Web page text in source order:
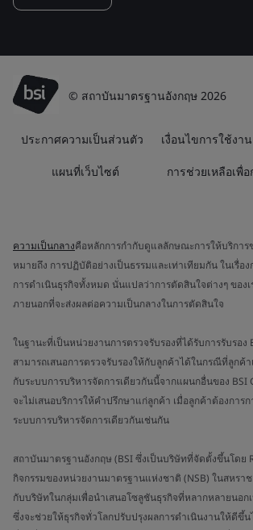
© สถาบันมาตรฐานอังกฤษ 2026
ประกาศความเป็นส่วนตัว เงื่อนไขการใช้งาน
แผนที่เว็บไซต์ การช่วยเหลือเพื่อ
ความเป็นกลางคือหลักการกำกับดูแลลักษณะการให้บริการ
หมายถึง การปฏิบัติอย่างเป็นธรรมและเท่าเทียมกัน ในเรื่อ
การดำเนินธุรกิจทั้งหมด นั่นแปลว่าการตัดสินใจต่างๆ ของ
ภายนอกที่จะส่งผลต่อความเป็นกลางในการตัดสินใจ
ในฐานะที่เป็นหน่วยงานการตรวจรับรองที่ได้รับการรับรอง
สามารถเสนอการตรวจรับรองให้กับลูกค้าได้ในกรณีที่ลูกค้
กับระบบการบริหารจัดการเดียวกันนี้จากแผนกอื่นของ BSI
จะไม่เสนอบริการให้คำปรึกษาแก่ลูกค้า เมื่อลูกค้าต้องการ
ระบบการบริหารจัดการเดียวกันเช่นกัน
สถาบันมาตรฐานอังกฤษ (BSI ซึ่งเป็นบริษัทที่จัดตั้งขึ้นโดย
กิจกรรมของหน่วยงานมาตรฐานแห่งชาติ (NSB) ในสหรา
กับบริษัทในกลุ่มเพื่อนำเสนอโซลูชันธุรกิจที่หลากหลายนอก
ซึ่งจะช่วยให้ธุรกิจทั่วโลกปรับปรุงผลการดำเนินงานให้ดี